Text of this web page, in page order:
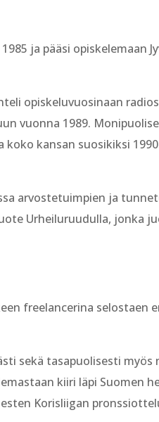
ja pääsi opiskelemaan
opiskeluvuosinaan
vuonna 1989.
kansan suosikiksi
arvostetuimpien ja
Urheiluruudulla, jonka
freelancerina selostaen
sekä tasapuolisesti
kiiri läpi Suomen
Korisliigan